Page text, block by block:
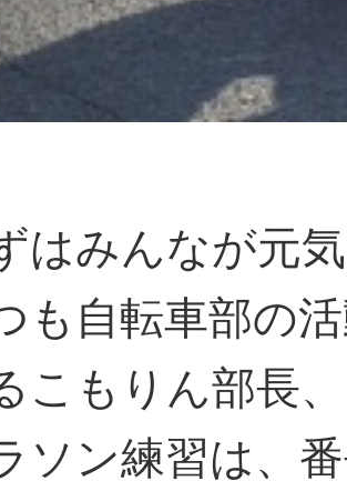
はみんなが元
も自転車部の
こもりん部長
ソン練習は、